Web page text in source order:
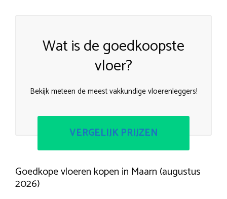
Wat is de goedkoopste
vloer?
Bekijk meteen de meest vakkundige vloerenleggers!
VERGELIJK PRIJZEN
Goedkope vloeren kopen in Maarn (augustus
2026)